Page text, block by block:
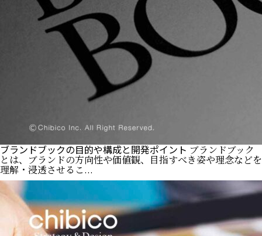
ブランドブックの目的や構成と開発ポイントブランドブック
とは、ブランドの方向性や価値観、目指すべき姿や理念などを
理解・浸透させるこ...